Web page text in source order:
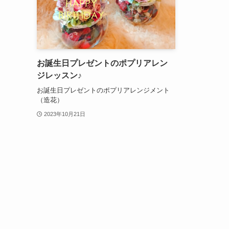
お誕生日プレゼントのポプリアレン
ジレッスン♪
お誕生日プレゼントのポプリアレンジメント
（造花）
2023年10月21日